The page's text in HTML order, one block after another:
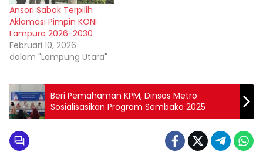
Ansori Sabak Terpilih
Aklamasi Pimpin KONI
Lampura 2026-2030
Februari 10, 2026
dalam "Lampung Utara"
Beri Pemahaman KPM, Dinsos Metro
Sosialisasikan Program Sembako 2025